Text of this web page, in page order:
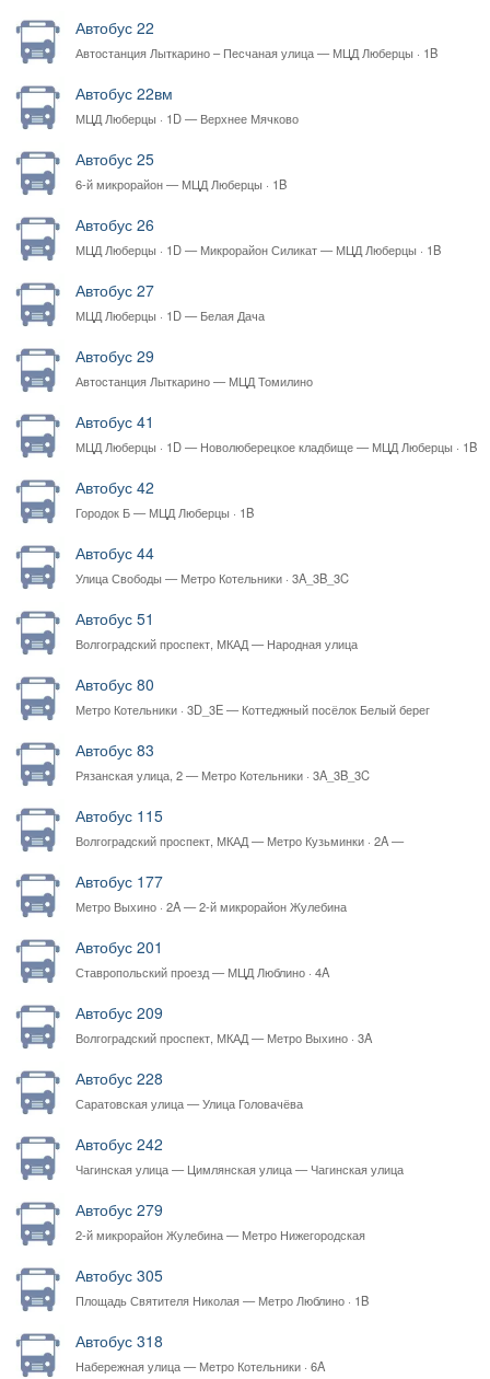
Автобус 22
Автостанция Лыткарино – Песчаная улица — МЦД Люберцы · 1B
Автобус 22вм
МЦД Люберцы · 1D — Верхнее Мячково
Автобус 25
6-й микрорайон — МЦД Люберцы · 1B
Автобус 26
МЦД Люберцы · 1D — Микрорайон Силикат — МЦД Люберцы · 1B
Автобус 27
МЦД Люберцы · 1D — Белая Дача
Автобус 29
Автостанция Лыткарино — МЦД Томилино
Автобус 41
МЦД Люберцы · 1D — Новолюберецкое кладбище — МЦД Люберцы · 1B
Автобус 42
Городок Б — МЦД Люберцы · 1B
Автобус 44
Улица Свободы — Метро Котельники · 3A_3B_3C
Автобус 51
Волгоградский проспект, МКАД — Народная улица
Автобус 80
Метро Котельники · 3D_3E — Коттеджный посёлок Белый берег
Автобус 83
Рязанская улица, 2 — Метро Котельники · 3A_3B_3C
Автобус 115
Волгоградский проспект, МКАД — Метро Кузьминки · 2A —
Автобус 177
Метро Выхино · 2A — 2-й микрорайон Жулебина
Автобус 201
Ставропольский проезд — МЦД Люблино · 4A
Автобус 209
Волгоградский проспект, МКАД — Метро Выхино · 3A
Автобус 228
Саратовская улица — Улица Головачёва
Автобус 242
Чагинская улица — Цимлянская улица — Чагинская улица
Автобус 279
2-й микрорайон Жулебина — Метро Нижегородская
Автобус 305
Площадь Святителя Николая — Метро Люблино · 1B
Автобус 318
Набережная улица — Метро Котельники · 6A